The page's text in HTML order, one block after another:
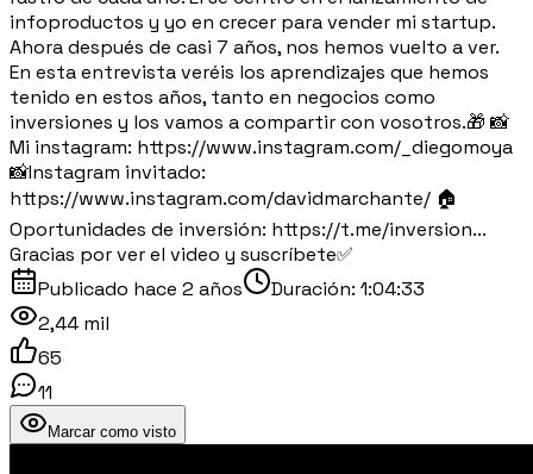
infoproductos y yo en crecer para vender mi startup.
Ahora después de casi 7 años, nos hemos vuelto a ver.
En esta entrevista veréis los aprendizajes que hemos
tenido en estos años, tanto en negocios como
inversiones y los vamos a compartir con vosotros.🎁 📸
Mi instagram: https://www.instagram.com/_diegomoya
📸Instagram invitado:
https://www.instagram.com/davidmarchante/ 🏠
Oportunidades de inversión: https://t.me/inversion...
Gracias por ver el video y suscríbete✅
Publicado hace 2 años Duración: 1:04:33
2,44 mil
65
11
Marcar como visto